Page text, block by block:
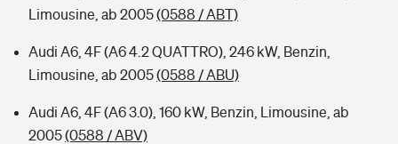
Limousine, ab 2005(0588 / ABT)
Audi A6, 4F (A6 4.2 QUATTRO), 246 kW, Benzin,
Limousine, ab 2005(0588 / ABU)
Audi A6, 4F (A6 3.0), 160 kW, Benzin, Limousine, ab
2005(0588 / ABV)